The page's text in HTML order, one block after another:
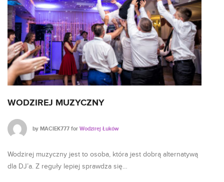
WODZIREJ MUZYCZNY
by MACIEK777 for Wodzirej Łuków
Wodzirej muzyczny jest to osoba, która jest dobrą alternatywą
dla DJ’a. Z reguły lepiej sprawdza się…